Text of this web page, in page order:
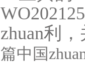
W
zhuan利
篇中国